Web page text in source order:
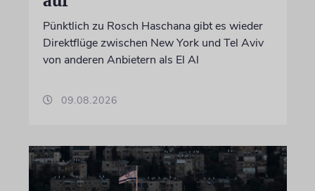
Pünktlich zu Rosch Haschana gibt es wieder
Direktflüge zwischen New York und Tel Aviv
von anderen Anbietern als El Al
09.08.2026